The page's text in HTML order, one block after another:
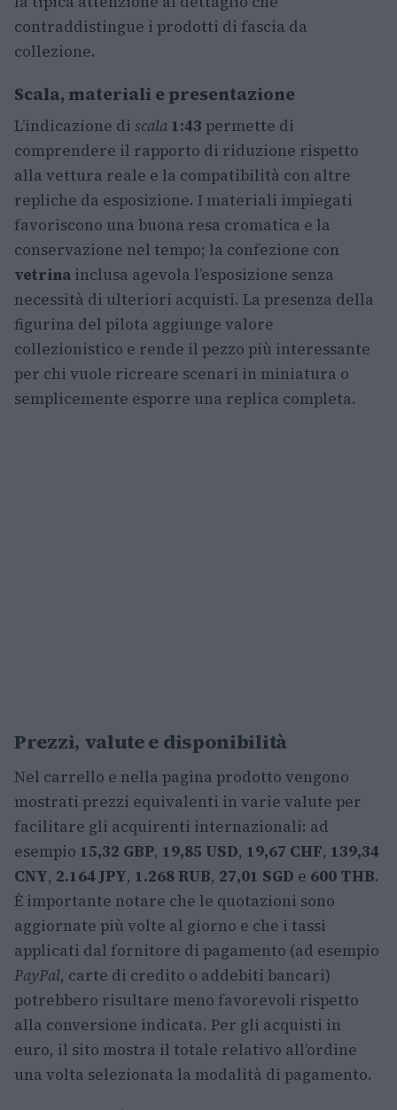
contraddistingue i prodotti di fascia da
collezione.
Scala, materiali e presentazione
L’indicazione di scala 1:43 permette di
comprendere il rapporto di riduzione rispetto
alla vettura reale e la compatibilità con altre
repliche da esposizione. I materiali impiegati
favoriscono una buona resa cromatica e la
conservazione nel tempo; la confezione con
vetrina inclusa agevola l’esposizione senza
necessità di ulteriori acquisti. La presenza della
figurina del pilota aggiunge valore
collezionistico e rende il pezzo più interessante
per chi vuole ricreare scenari in miniatura o
semplicemente esporre una replica completa.
Prezzi, valute e disponibilità
Nel carrello e nella pagina prodotto vengono
mostrati prezzi equivalenti in varie valute per
facilitare gli acquirenti internazionali: ad
esempio 15,32 GBP, 19,85 USD, 19,67 CHF, 139,34
CNY, 2.164 JPY, 1.268 RUB, 27,01 SGD e 600 THB.
È importante notare che le quotazioni sono
aggiornate più volte al giorno e che i tassi
applicati dal fornitore di pagamento (ad esempio
PayPal, carte di credito o addebiti bancari)
potrebbero risultare meno favorevoli rispetto
alla conversione indicata. Per gli acquisti in
euro, il sito mostra il totale relativo all’ordine
una volta selezionata la modalità di pagamento.